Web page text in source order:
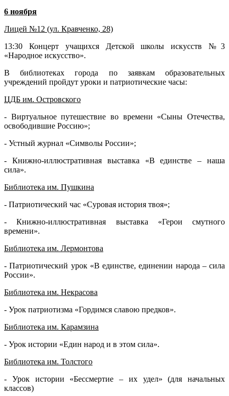
6 ноября
Лицей №12 (ул. Кравченко, 28)
13:30 Концерт учащихся Детской школы искусств №3
«Народное искусство».
В библиотеках города по заявкам образовательных
учреждений пройдут уроки и патриотические часы:
ЦДБ им. Островского
- Виртуальное путешествие во времени «Сыны Отечества,
освободившие Россию»;
- Устный журнал «Символы России»;
- Книжно-иллюстративная выставка «В единстве – наша
сила».
Библиотека им. Пушкина
- Патриотический час «Суровая история твоя»;
- Книжно-иллюстративная выставка «Герои смутного
времени».
Библиотека им. Лермонтова
- Патриотический урок «В единстве, единении народа – сила
России».
Библиотека им. Некрасова
- Урок патриотизма «Гордимся славою предков».
Библиотека им. Карамзина
- Урок истории «Един народ и в этом сила».
Библиотека им. Толстого
- Урок истории «Бессмертие – их удел» (для начальных
классов)